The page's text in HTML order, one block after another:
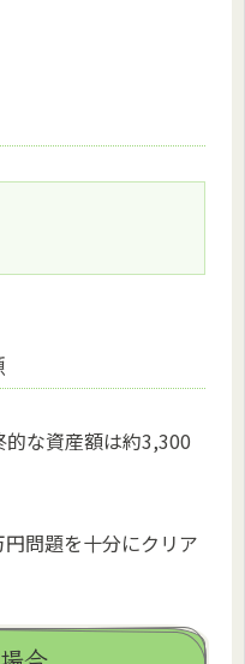
な資産額は約3,300
問題を十分にクリア